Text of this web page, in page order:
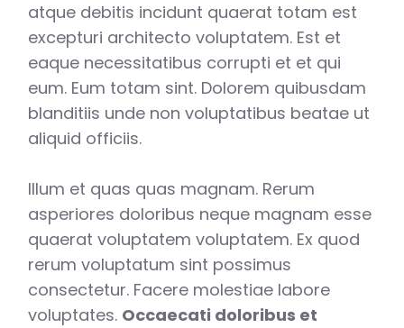
atque debitis incidunt quaerat totam est
excepturi architecto voluptatem. Est et
eaque necessitatibus corrupti et et qui
eum. Eum totam sint. Dolorem quibusdam
blanditiis unde non voluptatibus beatae ut
aliquid officiis.
Illum et quas quas magnam. Rerum
asperiores doloribus neque magnam esse
quaerat voluptatem voluptatem. Ex quod
rerum voluptatum sint possimus
consectetur. Facere molestiae labore
voluptates. Occaecati doloribus et